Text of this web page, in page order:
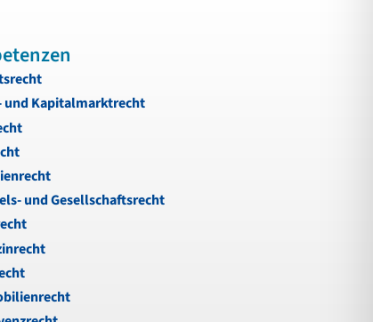
und Kapitalmarktrecht
und Gesellschaftsrecht